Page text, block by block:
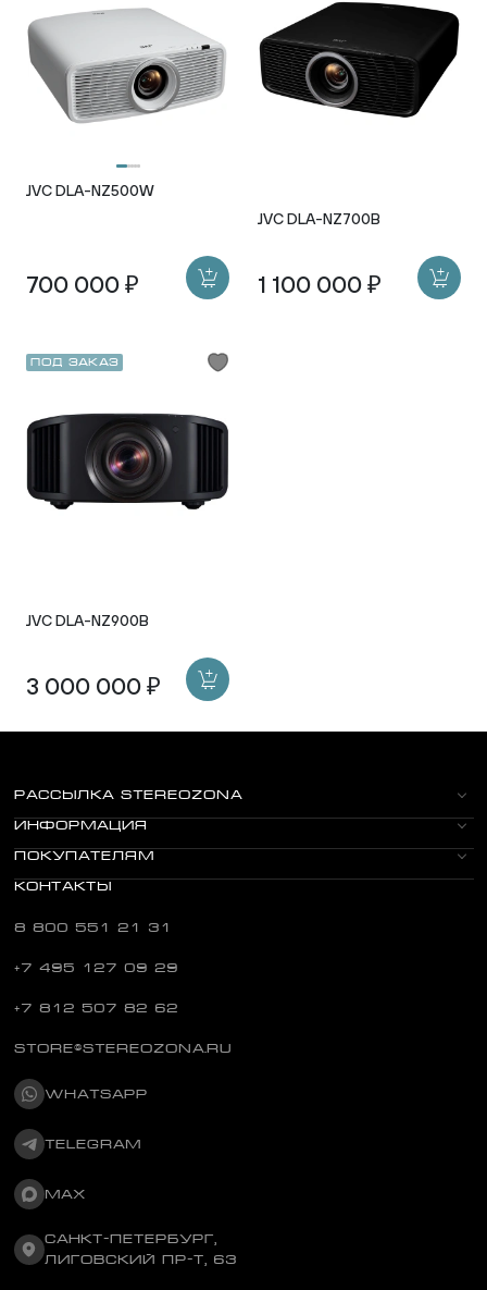
JVC DLA-NZ500W
700 000 ₽
JVC DLA-NZ700B
1 100 000 ₽
Под заказ
JVC DLA-NZ900B
3 000 000 ₽
РАССЫЛКА STEREOZONA
ИНФОРМАЦИЯ
ПОКУПАТЕЛЯМ
КОНТАКТЫ
8 800 551 21 31
+7 495 127 09 29
+7 812 507 82 62
STORE@STEREOZONA.RU
WHATSAPP
TELEGRAM
MAX
САНКТ-ПЕТЕРБУРГ,
ЛИГОВСКИЙ ПР-Т, 63